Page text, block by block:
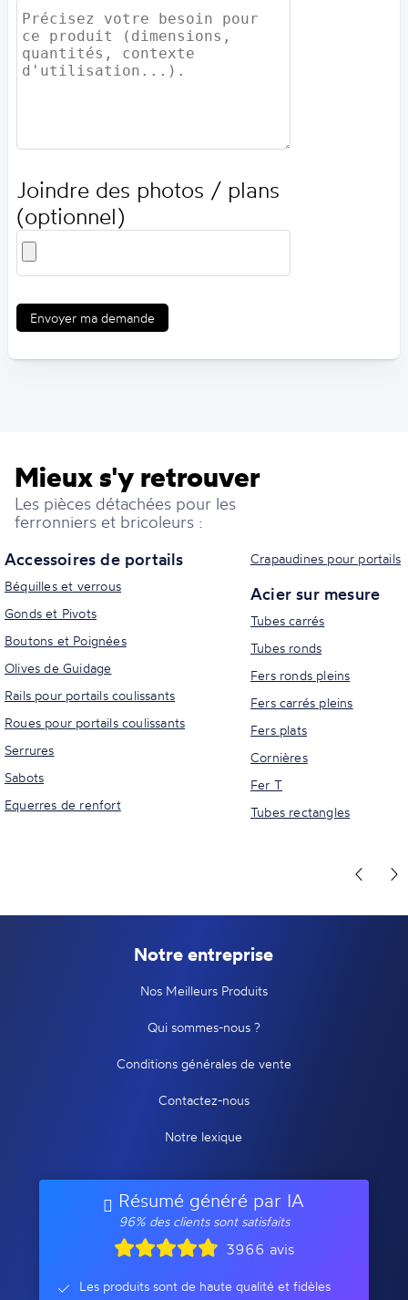
Joindre des photos / plans
(optionnel)
Envoyer ma demande
Mieux s'y retrouver
Les pièces détachées pour les
ferronniers et bricoleurs :
Accessoires de portails
Béquilles et verrous
Gonds et Pivots
Boutons et Poignées
Olives de Guidage
Rails pour portails coulissants
Roues pour portails coulissants
Serrures
Sabots
Equerres de renfort
Crapaudines pour portails
Acier sur mesure
Tubes carrés
Tubes ronds
Fers ronds pleins
Fers carrés pleins
Fers plats
Cornières
Fer T
Tubes rectangles
Notre entreprise
Nos Meilleurs Produits
Qui sommes-nous ?
Conditions générales de vente
Contactez-nous
Notre lexique
Résumé généré par IA
96% des clients sont satisfaits
3966 avis
Les produits sont de haute qualité et fidèles